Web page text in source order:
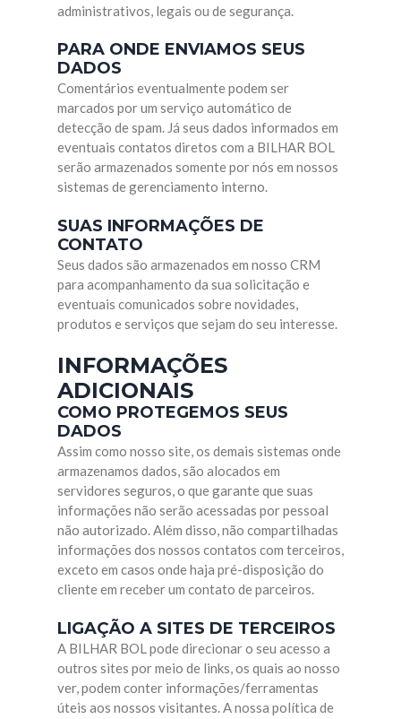
administrativos, legais ou de segurança.
PARA ONDE ENVIAMOS SEUS
DADOS
Comentários eventualmente podem ser
marcados por um serviço automático de
detecção de spam. Já seus dados informados em
eventuais contatos diretos com a BILHAR BOL
serão armazenados somente por nós em nossos
sistemas de gerenciamento interno.
SUAS INFORMAÇÕES DE
CONTATO
Seus dados são armazenados em nosso CRM
para acompanhamento da sua solicitação e
eventuais comunicados sobre novidades,
produtos e serviços que sejam do seu interesse.
INFORMAÇÕES
ADICIONAIS
COMO PROTEGEMOS SEUS
DADOS
Assim como nosso site, os demais sistemas onde
armazenamos dados, são alocados em
servidores seguros, o que garante que suas
informações não serão acessadas por pessoal
não autorizado. Além disso, não compartilhadas
informações dos nossos contatos com terceiros,
exceto em casos onde haja pré-disposição do
cliente em receber um contato de parceiros.
LIGAÇÃO A SITES DE TERCEIROS
A BILHAR BOL pode direcionar o seu acesso a
outros sites por meio de links, os quais ao nosso
ver, podem conter informações/ferramentas
úteis aos nossos visitantes. A nossa política de